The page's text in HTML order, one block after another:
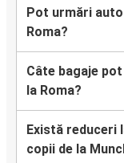
Pot urmări
Roma?
Câte bagaje
la Roma?
Există reduceri
copii de la